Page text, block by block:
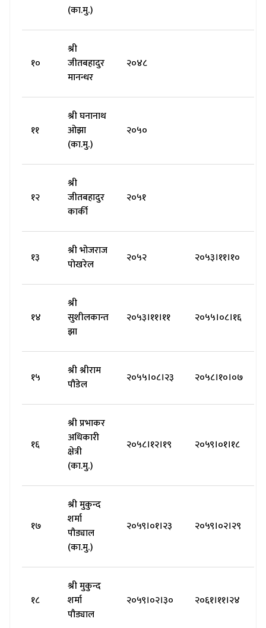
(का.मु.)
१०
श्री
जीतबहादुर
मानन्धर
२०४८
११
श्री घनानाथ
ओझा
(का.मु.)
२०५०
१२
श्री
जीतबहादुर
कार्की
२०५१
१३
श्री भोजराज
पोखरेल
२०५२ २०५३।११।१०
१४
श्री
सुशीलकान्त
झा
२०५३।११।११ २०५५।०८।१६
१५
श्री श्रीराम
पौडेल
२०५५।०८।२३ २०५८।१०।०७
१६
श्री प्रभाकर
अधिकारी
क्षेत्री
(का.मु.)
२०५८।१२।१९ २०५९।०१।१८
१७
श्री मुकुन्द
शर्मा
पौड्याल
(का.मु.)
२०५९।०१।२३ २०५९।०२।२९
१८
श्री मुकुन्द
शर्मा
पौड्याल
२०५९।०२।३० २०६१।११।२४